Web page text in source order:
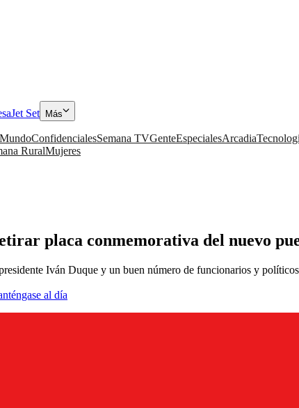
Jet Set Más
MundoConfidencialesSemana TVGenteEspecialesArcadia
RuralMujeres
placa conmemorativa del nuevo
Iván Duque y un buen número de funcionarios y
al día